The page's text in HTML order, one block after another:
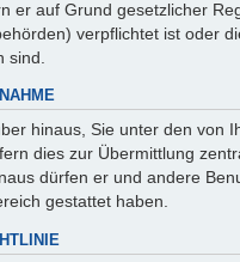
er auf Grund gesetzlicher
verpflichtet ist oder
sind.
hinaus, Sie unter den von
dies zur Übermittlung
dürfen er und andere
gestattet haben.